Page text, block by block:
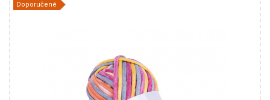
Doporučené YarnArt
4